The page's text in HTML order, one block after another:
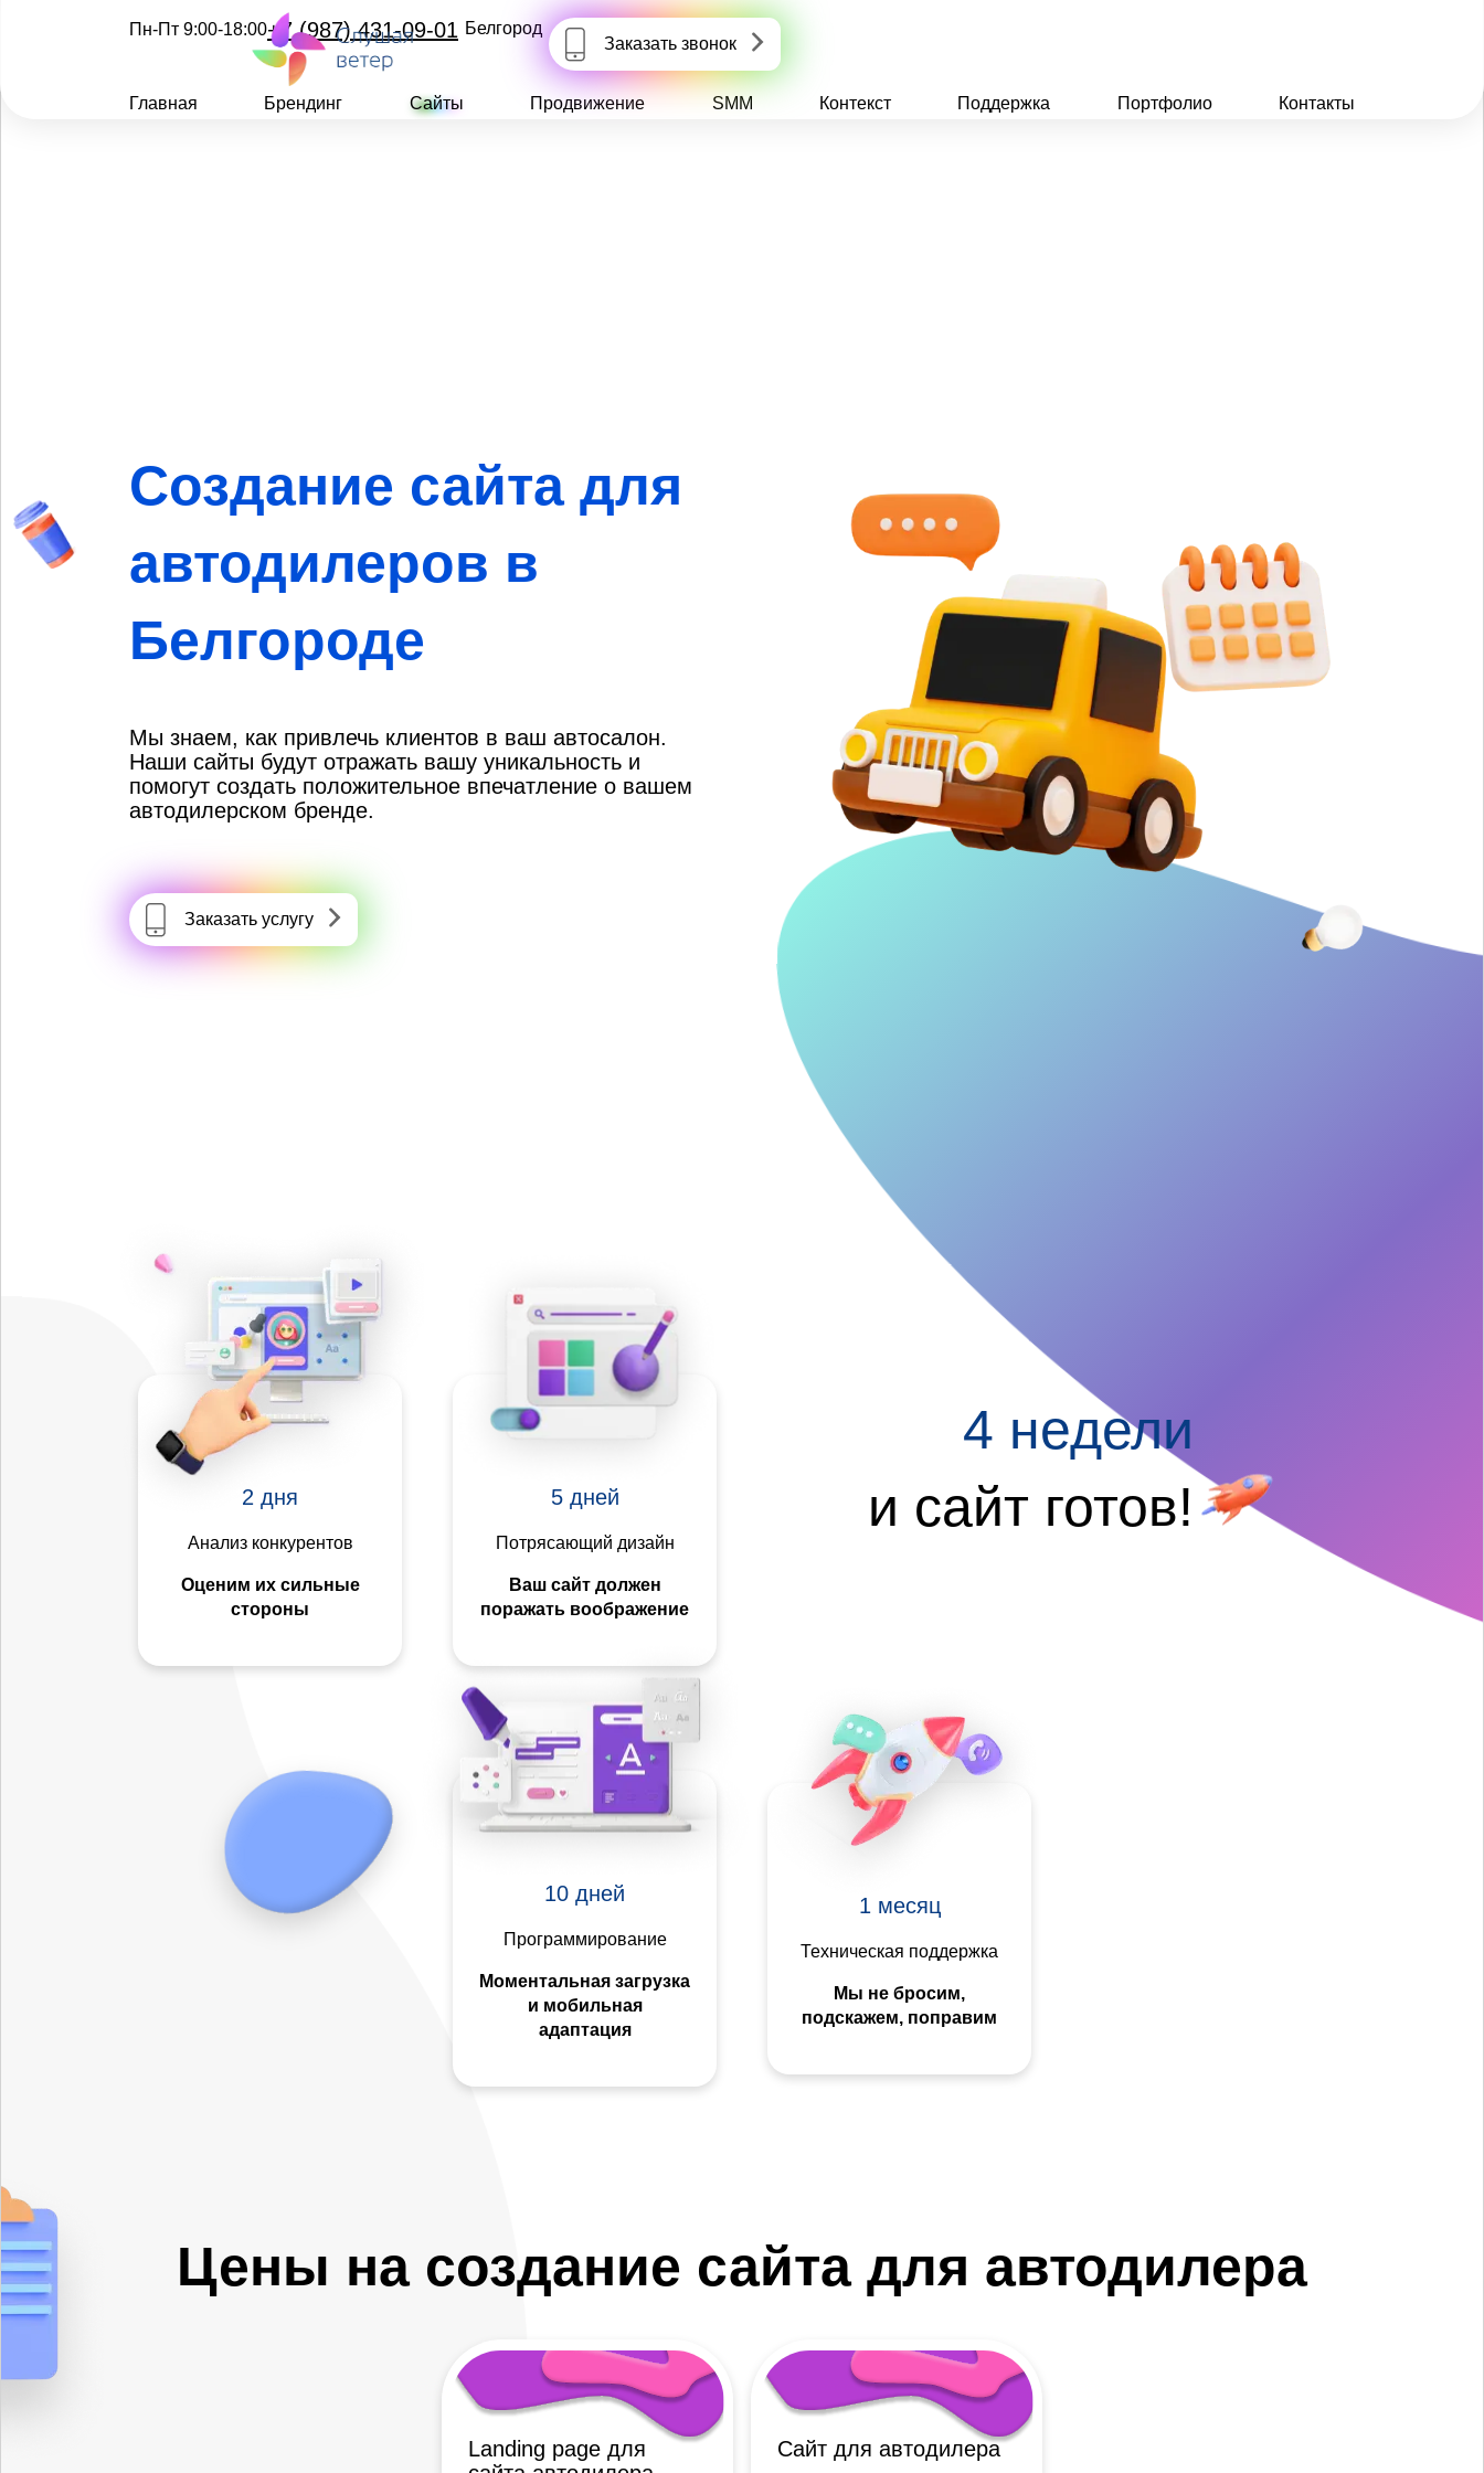
Пн-Пт 9:00-18:00+7 (987) 431-09-01 Белгород
Заказать звонок
Главная Брендинг Сайты Продвижение SMM Контекст Поддержка Портфолио Контакты
Создание сайта для
автодилеров в
Белгороде
Мы знаем, как привлечь клиентов в ваш автосалон.
Наши сайты будут отражать вашу уникальность и
помогут создать положительное впечатление о вашем
автодилерском бренде.
Заказать услугу
4 недели
и сайт готов!
2 дня
Анализ конкурентов
Оценим их сильные
стороны
5 дней
Потрясающий дизайн
Ваш сайт должен
поражать воображение
10 дней
Программирование
Моментальная загрузка
и мобильная
адаптация
1 месяц
Техническая поддержка
Мы не бросим,
подскажем, поправим
Цены на создание сайта для автодилера
Landing page для
Сайт для автодилера